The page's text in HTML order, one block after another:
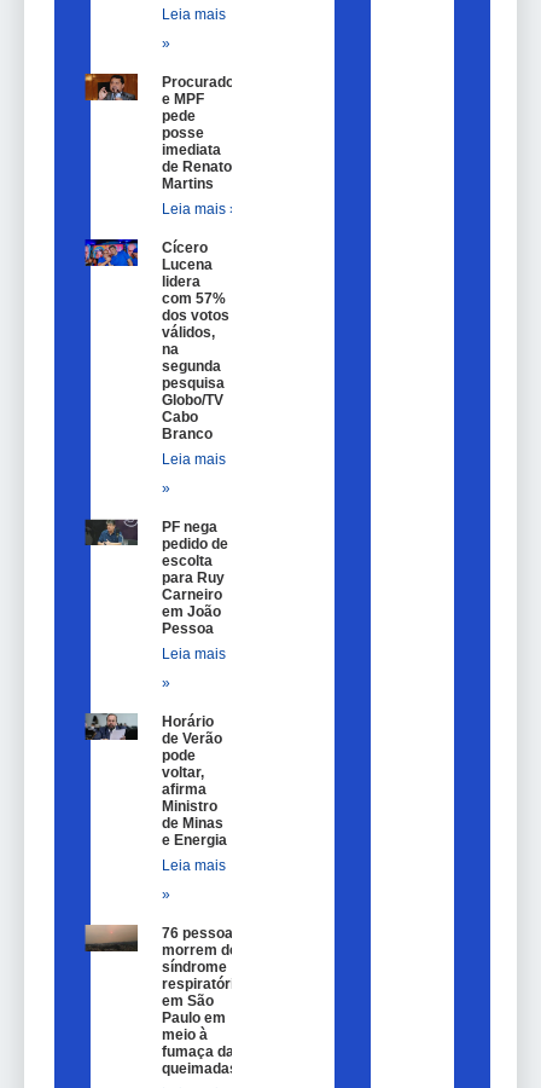
Leia mais
»
Procurador
e MPF
pede
posse
imediata
de Renato
Martins
Leia mais »
Cícero
Lucena
lidera
com 57%
dos votos
válidos,
na
segunda
pesquisa
Globo/TV
Cabo
Branco
Leia mais
»
PF nega
pedido de
escolta
para Ruy
Carneiro
em João
Pessoa
Leia mais
»
Horário
de Verão
pode
voltar,
afirma
Ministro
de Minas
e Energia
Leia mais
»
76 pessoas
morrem de
síndrome
respiratória
em São
Paulo em
meio à
fumaça das
queimadas